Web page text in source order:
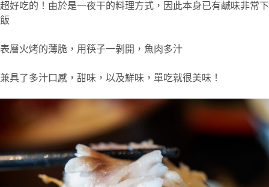
超好吃的！由於是一夜干的料理方式，因此本身已有鹹味非常下
飯
表層火烤的薄脆，用筷子一剝開，魚肉多汁
兼具了多汁口感，甜味，以及鮮味，單吃就很美味！